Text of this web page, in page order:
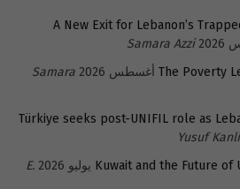
A New Exit for Lebanon’s
Samara Azzi
The Poverty
Samara
Türkiye seeks post-UNIFIL role as
Yusuf Kanli
Kuwait and the Future of
E.